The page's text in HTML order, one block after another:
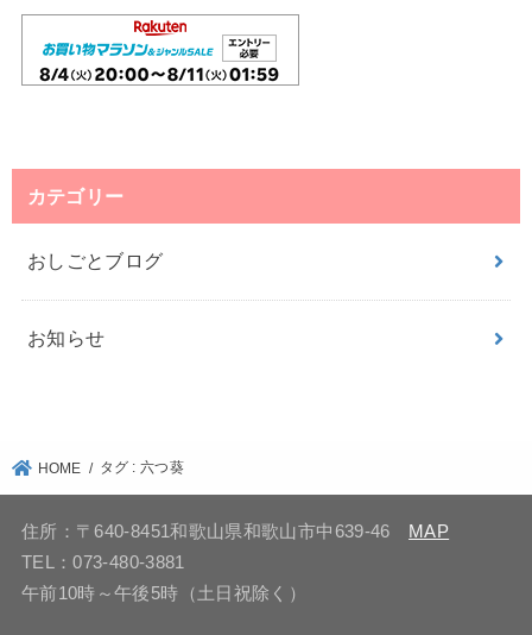
カテゴリー
おしごとブログ
お知らせ
HOME タグ : 六つ葵
住所：〒640-8451和歌山県和歌山市中639-46
MAP
TEL：073-480-3881
午前10時～午後5時（土日祝除く）